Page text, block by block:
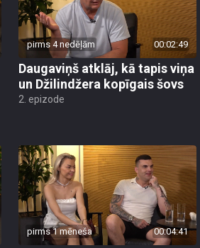
pirms 4 nedēļām 00:02:49
Daugaviņš atklāj, kā tapis viņa
un Džilindžera kopīgais šovs
2. epizode
pirms 1 mēneša 00:04:41